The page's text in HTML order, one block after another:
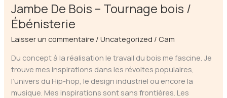
Jambe De Bois – Tournage bois /
Ébénisterie
Laisser un commentaire /Uncategorized / Cam
Du concept à la réalisation le travail du bois me fascine. Je
trouve mes inspirations dans les révoltes populaires,
l’univers du Hip-hop, le design industriel ou encore la
musique. Mes inspirations sont sans frontières. Les